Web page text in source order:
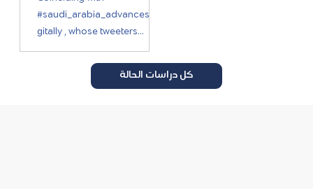
#saudi_arabia_advances_di
gitally , whose tweeters
celebrate Saudi Arabia's
ranking as the number one
e-government service...كل دراسات الحالة